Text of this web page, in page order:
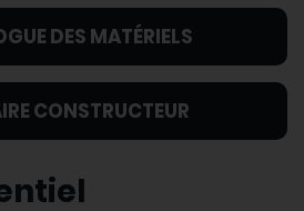
DES MATÉRIELS
CONSTRUCTEUR